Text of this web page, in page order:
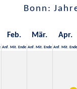
Bonn:
Feb. Mär. Apr.
Anf. Mit. Ende Anf. Mit. Ende Anf. Mit. Ende